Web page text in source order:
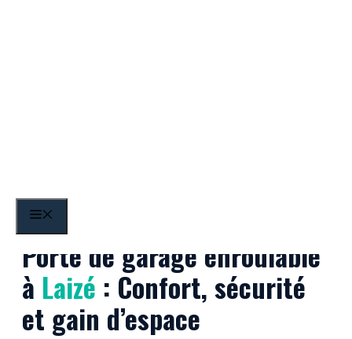
Porte de garage enroulable
à Laizé : Confort, sécurité
et gain d’espace